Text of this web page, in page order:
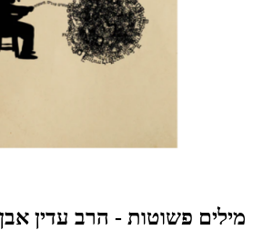
מילים פשוטות - הרב עדין